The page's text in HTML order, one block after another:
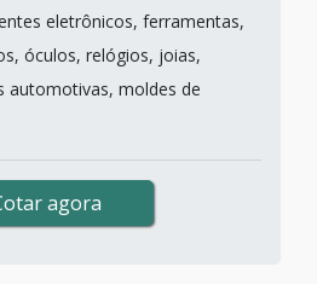
eletrônicos, ferramentas,
óculos, relógios, joias,
automotivas, moldes de
agora